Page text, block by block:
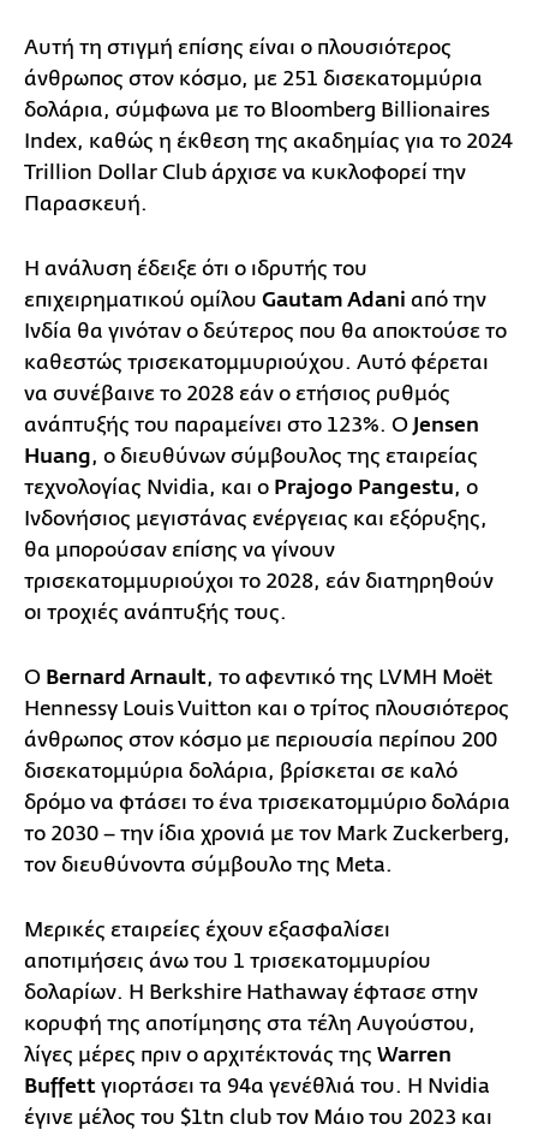
Αυτή τη στιγμή επίσης είναι ο πλουσιότερος
άνθρωπος στον κόσμο, με 251 δισεκατομμύρια
δολάρια, σύμφωνα με το Bloomberg Billionaires
Index, καθώς η έκθεση της ακαδημίας για το 2024
Trillion Dollar Club άρχισε να κυκλοφορεί την
Παρασκευή.
Η ανάλυση έδειξε ότι ο ιδρυτής του
επιχειρηματικού ομίλου Gautam Adani από την
Ινδία θα γινόταν ο δεύτερος που θα αποκτούσε το
καθεστώς τρισεκατομμυριούχου. Αυτό φέρεται
να συνέβαινε το 2028 εάν ο ετήσιος ρυθμός
ανάπτυξής του παραμείνει στο 123%. Ο Jensen
Huang, ο διευθύνων σύμβουλος της εταιρείας
τεχνολογίας Nvidia, και ο Prajogo Pangestu, ο
Ινδονήσιος μεγιστάνας ενέργειας και εξόρυξης,
θα μπορούσαν επίσης να γίνουν
τρισεκατομμυριούχοι το 2028, εάν διατηρηθούν
οι τροχιές ανάπτυξής τους.
Ο Bernard Arnault, το αφεντικό της LVMH Moët
Hennessy Louis Vuitton και ο τρίτος πλουσιότερος
άνθρωπος στον κόσμο με περιουσία περίπου 200
δισεκατομμύρια δολάρια, βρίσκεται σε καλό
δρόμο να φτάσει το ένα τρισεκατομμύριο δολάρια
το 2030 – την ίδια χρονιά με τον Mark Zuckerberg,
τον διευθύνοντα σύμβουλο της Meta.
Μερικές εταιρείες έχουν εξασφαλίσει
αποτιμήσεις άνω του 1 τρισεκατομμυρίου
δολαρίων. Η Berkshire Hathaway έφτασε στην
κορυφή της αποτίμησης στα τέλη Αυγούστου,
λίγες μέρες πριν ο αρχιτέκτονάς της Warren
Buffett γιορτάσει τα 94α γενέθλιά του. Η Nvidia
έγινε μέλος του $1tn club τον Μάιο του 2023 και